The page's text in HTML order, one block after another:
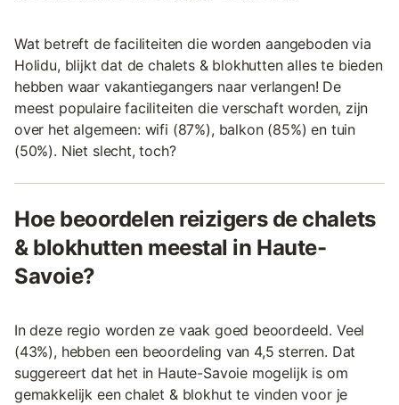
Wat betreft de faciliteiten die worden aangeboden via
Holidu, blijkt dat de chalets & blokhutten alles te bieden
hebben waar vakantiegangers naar verlangen! De
meest populaire faciliteiten die verschaft worden, zijn
over het algemeen: wifi (87%), balkon (85%) en tuin
(50%). Niet slecht, toch?
Hoe beoordelen reizigers de chalets
& blokhutten meestal in Haute-
Savoie?
In deze regio worden ze vaak goed beoordeeld. Veel
(43%), hebben een beoordeling van 4,5 sterren. Dat
suggereert dat het in Haute-Savoie mogelijk is om
gemakkelijk een chalet & blokhut te vinden voor je